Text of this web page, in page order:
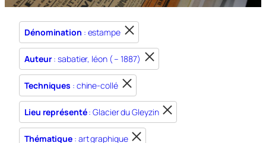
Dénomination : estampe
Auteur: sabatier, léon ( – 1887)
Techniques : chine-collé
Lieu représenté: Glacier du Gleyzin
Thématique : art graphique